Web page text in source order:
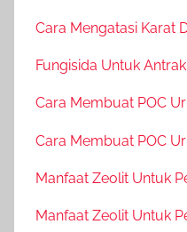
Cara Mengatasi Karat
Fungisida Untuk
Cara Membuat POC
Cara Membuat POC
Manfaat Zeolit Untuk
Manfaat Zeolit Untuk